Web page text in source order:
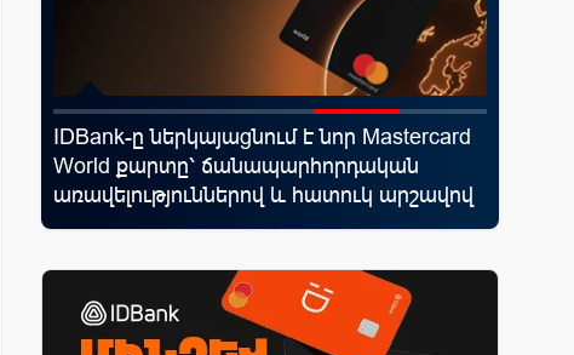
IDBank-ը ներկայացնում է նոր Mastercard
World քարտը՝ ճանապարհորդական
առավելություններով և հատուկ արշավով